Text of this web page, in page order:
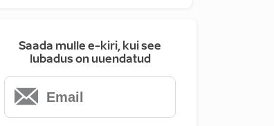
Saada mulle e-kiri, kui see
lubadus on uuendatud